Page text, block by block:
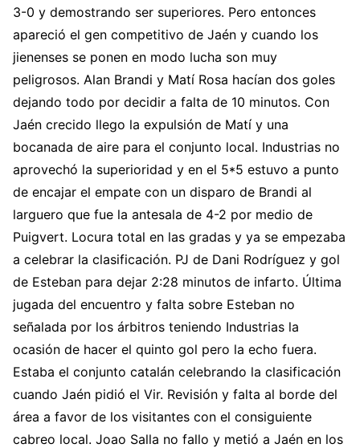
3-0 y demostrando ser superiores. Pero entonces
apareció el gen competitivo de Jaén y cuando los
jienenses se ponen en modo lucha son muy
peligrosos. Alan Brandi y Matí Rosa hacían dos goles
dejando todo por decidir a falta de 10 minutos. Con
Jaén crecido llego la expulsión de Matí y una
bocanada de aire para el conjunto local. Industrias no
aprovechó la superioridad y en el 5*5 estuvo a punto
de encajar el empate con un disparo de Brandi al
larguero que fue la antesala de 4-2 por medio de
Puigvert. Locura total en las gradas y ya se empezaba
a celebrar la clasificación. PJ de Dani Rodríguez y gol
de Esteban para dejar 2:28 minutos de infarto. Última
jugada del encuentro y falta sobre Esteban no
señalada por los árbitros teniendo Industrias la
ocasión de hacer el quinto gol pero la echo fuera.
Estaba el conjunto catalán celebrando la clasificación
cuando Jaén pidió el Vir. Revisión y falta al borde del
área a favor de los visitantes con el consiguiente
cabreo local. Joao Salla no fallo y metió a Jaén en los